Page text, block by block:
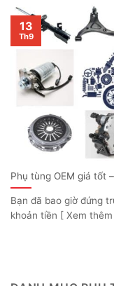
Phụ tùng OEM giá tốt
Bạn đã bao giờ đứng
khoản tiền [ Xem
13
Th9